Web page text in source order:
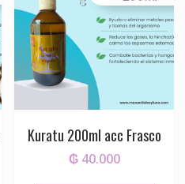
Kuratu 200ml acc Frasco
₲40.000